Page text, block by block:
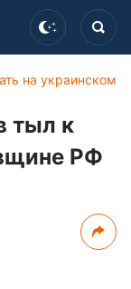
на украинском
тыл к
РФ